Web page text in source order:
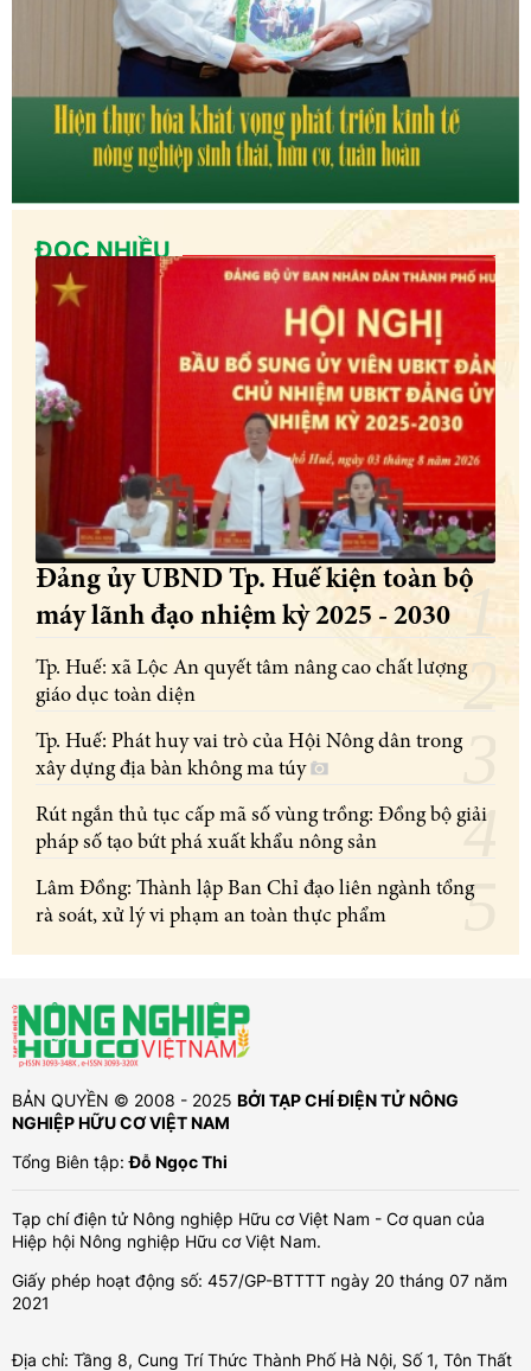
ĐỌC NHIỀU
Đảng ủy UBND Tp. Huế kiện toàn bộ
máy lãnh đạo nhiệm kỳ 2025 - 2030
Tp. Huế: xã Lộc An quyết tâm nâng cao chất lượng
giáo dục toàn diện
Tp. Huế: Phát huy vai trò của Hội Nông dân trong
xây dựng địa bàn không ma túy
Rút ngắn thủ tục cấp mã số vùng trồng: Đồng bộ giải
pháp số tạo bứt phá xuất khẩu nông sản
Lâm Đồng: Thành lập Ban Chỉ đạo liên ngành tổng
rà soát, xử lý vi phạm an toàn thực phẩm
BẢN QUYỀN © 2008 - 2025 BỞI TẠP CHÍ ĐIỆN TỬ NÔNG
NGHIỆP HỮU CƠ VIỆT NAM
Tổng Biên tập:Đỗ Ngọc Thi
Tạp chí điện tử Nông nghiệp Hữu cơ Việt Nam - Cơ quan của
Hiệp hội Nông nghiệp Hữu cơ Việt Nam.
Giấy phép hoạt động số: 457/GP-BTTTT ngày 20 tháng 07 năm
2021
Địa chỉ: Tầng 8, Cung Trí Thức Thành Phố Hà Nội, Số 1, Tôn Thất